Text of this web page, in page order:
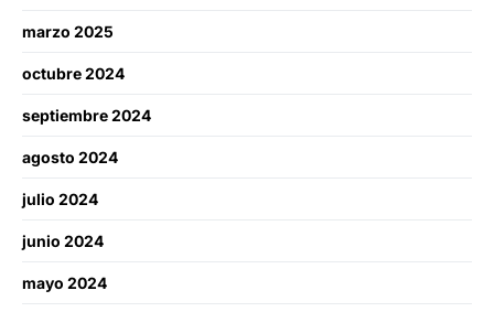
marzo 2025
octubre 2024
septiembre 2024
agosto 2024
julio 2024
junio 2024
mayo 2024